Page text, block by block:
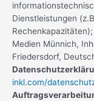
Dienstleistungen
Rechenkapazitäten);
Medien Münnich,
Friedersdorf,
inkl.com/